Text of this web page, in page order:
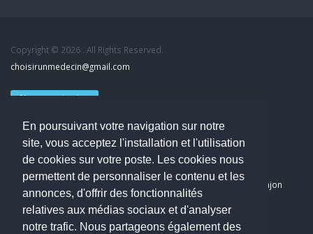
En poursuivant votre navigation sur notre
site, vous acceptez l'installation et l'utilisation
de cookies sur votre poste. Les cookies nous
permettent de personnaliser le contenu et les
annonces, d'offrir des fonctionnalités
relatives aux médias sociaux et d'analyser
notre trafic. Nous partageons également des
Copyright © 2026 . All Rights Reserved.
choisirunmedecin@gmail.com
Nous contacter
Dernier avis : PASCAL DELCAMPE, Chirurgien maxillo-faciale à Arpajon
Mentions légales